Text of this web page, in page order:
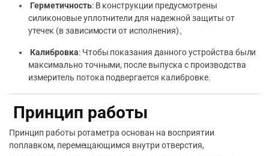
Герметичность: В конструкции предусмотрены
силиконовые уплотнители для надежной защиты от
утечек (в зависимости от исполнения)。
Калибровка: Чтобы показания данного устройства были
максимально точными, после выпуска с производства
измеритель потока подвергается калибровке.
Принцип работы
Принцип работы ротаметра основан на восприятии
поплавком, перемещающимся внутри отверстия,